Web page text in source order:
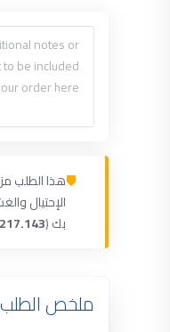
هذا الطلب
الإحتيال
بك (
ملخص الطلب